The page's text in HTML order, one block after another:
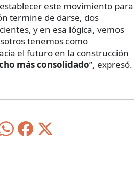
este movimiento para
termine de darse, dos
y en esa lógica, vemos
tenemos como
el futuro en la construcción
más consolidado”, expresó.